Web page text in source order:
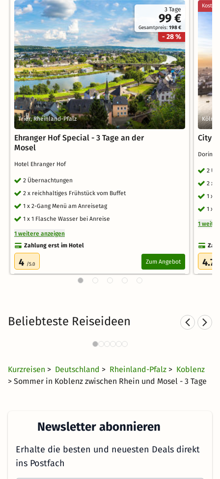
3 Tage
99 €
Gesamtpreis:198 €
- 28 %
Trier, Rheinland-Pfalz
Ehranger Hof Special - 3 Tage an der
Mosel
Hotel Ehranger Hof
2 Übernachtungen
2 x reichhaltiges Frühstück vom Buffet
1 x 2-Gang Menü am Anreisetag
1 x 1 Flasche Wasser bei Anreise
1 weitere anzeigen
Zahlung erst im Hotel
4 /5.0 Zum Angebot
Köln,
City
Dorint
2
2 x
1 x
1 x
1
4.7
Beliebteste Reiseideen
Sporthotels in Rheinland-Pfalz
921 Angebote
Kurzreisen > Deutschland > Rheinland-Pfalz > Koblenz
> Sommer in Koblenz zwischen Rhein und Mosel - 3 Tage
Newsletter abonnieren
Erhalte die besten und neuesten Deals direkt
ins Postfach